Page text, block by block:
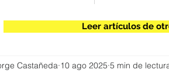
Leer artículos de
Castañeda 10 ago 2025 5 min de